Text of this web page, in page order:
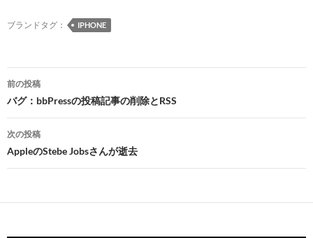
o
ブランドタグ： IPHONE
投
稿
ナ
ビ
ゲ
ー
前の投稿
バグ：bbPressの投稿記事の削除とRSS
次の投稿
AppleのStebe Jobsさんが逝去